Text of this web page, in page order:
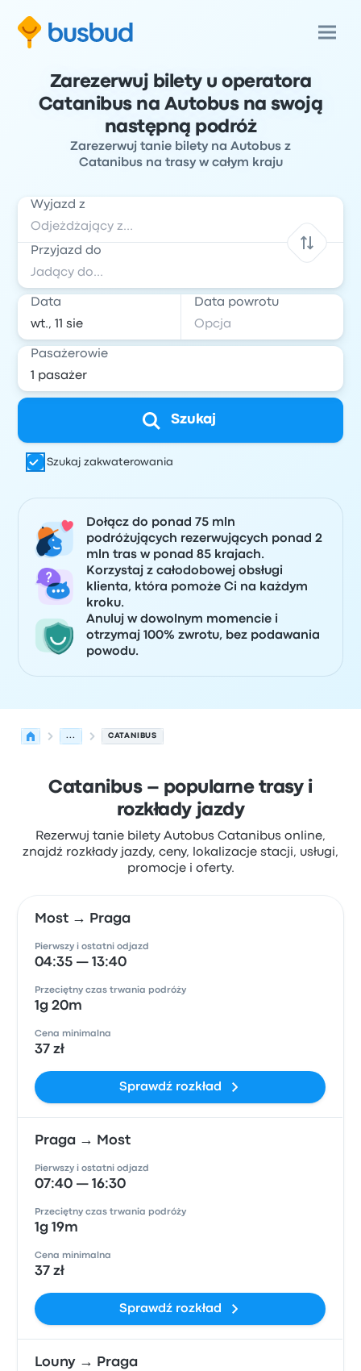
Zarezerwuj bilety u operatora
Catanibus na Autobus na swoją
następną podróż
Zarezerwuj tanie bilety na Autobus z
Catanibus na trasy w całym kraju
Wyjazd z
Przyjazd do
Data Data powrotu
Pasażerowie
Szukaj
Szukaj zakwaterowania
Dołącz do ponad 75 mln
podróżujących rezerwujących ponad 2
mln tras w ponad 85 krajach.
Korzystaj z całodobowej obsługi
klienta, która pomoże Ci na każdym
kroku.
Anuluj w dowolnym momencie i
otrzymaj 100% zwrotu, bez podawania
powodu.
... CATANIBUS
Catanibus – popularne trasy i
rozkłady jazdy
Rezerwuj tanie bilety Autobus Catanibus online,
znajdź rozkłady jazdy, ceny, lokalizacje stacji, usługi,
promocje i oferty.
Most → Praga
Pierwszy i ostatni odjazd
04:35 — 13:40
Przeciętny czas trwania podróży
1g 20m
Cena minimalna
37 zł
Sprawdź rozkład
Praga → Most
Pierwszy i ostatni odjazd
07:40 — 16:30
Przeciętny czas trwania podróży
1g 19m
Cena minimalna
37 zł
Sprawdź rozkład
Louny → Praga